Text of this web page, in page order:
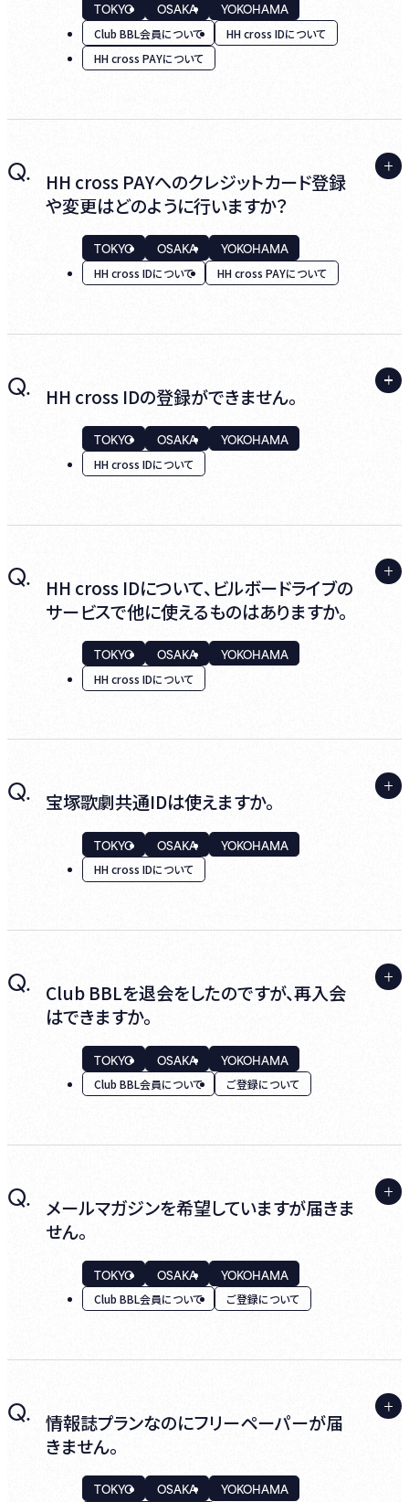
2. 2024年6月以前にご利用の『お客様番号』
と『ご利用いただいていたパスワード』をご入
3. 新しいログインIDを登録ください。
・HH cross IDをお持ちでない方は、「HH
cross IDを取得」よりお進みください。
・既にお持ちの方は「お持ちのIDでログイン」
4. 年会費引き落とし用のクレジットカードを
登録ください。(Club BBL会員の場合)
・HH cross PAYの規約に同意いただき、年会
※「お支払い」画面となっている場合、新規登
録となっている可能性があります、そのまま進
んでしまうと年会費が決済されますのでご注
意ください。
HH cross IDへの移行が完了した際は、
・Club BBL会員の場合：【Billboard Live】
〈Club BBL会員〉新システムへの移行手続が
・ゲスト会員の場合：【Billboard Live】〈ゲスト
た
というメールが配信されますので、合わせてご
確認ください。
い。
以前よりご利用のお客様は移行手続きをお願
いいたします。
TOKYO OSAKA YOKOHAMA
Club BBL会員について
HH cross IDについて
HH cross PAYについて
あいにく『チケット支払い方法』と『年会費支払
い方法』のクレジットカード管理は別となって
おりますので、それぞれ変更をお願いいたしま
す。
Q.
HH cross PAYへのクレジットカード登録
や変更はどのように行いますか？
TOKYO OSAKA YOKOHAMA
HH cross IDについて HH cross PAYについて
● Club BBL会員の場合
2024年7月以前にClub BBL会員にご入会の
方は、HH cross IDへの移行手続きの過程で
登録いただきます。
された方は、ご入会の際に初期手数料と年会
費の決済が行われますのでその際に登録され
ます。
Q. HH cross IDの登録ができません。
TOKYO OSAKA YOKOHAMA
HH cross IDについて
お持ちのメールアドレスで既にHH cross IDを
取得済みである場合などが考えられます。(ビ
ルボードライブ以外のサービスをご利用であ
る場合等)
Q.
HH cross IDについて、ビルボードライブの
サービスで他に使えるものはありますか。
TOKYO OSAKA YOKOHAMA
HH cross IDについて
A.
チケットサービス以外では、Wi-Fiサービスが
ご利用いただけます。Wi-Fiは、ビルボードライ
ブ東京、横浜、大阪でHH cross Wi-Fiサービ
スをご利用いただけます。別途アプリのダウン
ロードが必要です。
Q. 宝塚歌劇共通IDは使えますか。
TOKYO OSAKA YOKOHAMA
HH cross IDについて
宝塚歌劇共通IDも阪急阪神グループ共通ID
のひとつであり、HH cross IDと同じ機能を有
しているため、ビルボードライブのチケット購
入システムについてもご利用いただけます。
Q.
Club BBLを退会をしたのですが、再入会
はできますか。
TOKYO OSAKA YOKOHAMA
Club BBL会員について ご登録について
新規入会となるため、初期手数料と、年会費
の決済が発生いたします。
● ゲスト会員のアカウントがある場合
会募集中』よりゲスト会員から、Club BBL会員
IDのみお持ちの場合
Q.
メールマガジンを希望していますが届きま
せん。
TOKYO OSAKA YOKOHAMA
Club BBL会員について ご登録について
A.
ログインし、マイページ内の『ご会員情報変
更』よりメールアドレスのご確認、『その他の情
報変更』よりメルマガ希望欄にチェックが入っ
ているかのご確認をお願いいたします。
Q.
情報誌プランなのにフリーペーパーが届
きません。
TOKYO OSAKA YOKOHAMA